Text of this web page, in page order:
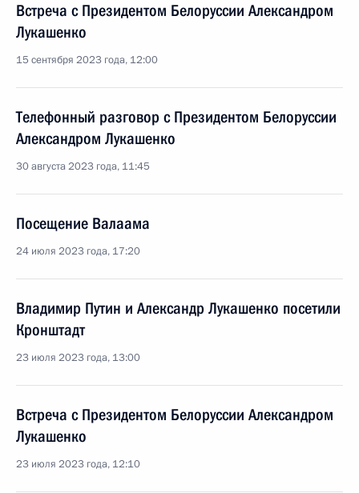
Встреча с Президентом Белоруссии Александром
Лукашенко
15 сентября 2023 года, 12:00
Телефонный разговор с Президентом Белоруссии
Александром Лукашенко
30 августа 2023 года, 11:45
Посещение Валаама
24 июля 2023 года, 17:20
Владимир Путин и Александр Лукашенко посетили
Кронштадт
23 июля 2023 года, 13:00
Встреча с Президентом Белоруссии Александром
Лукашенко
23 июля 2023 года, 12:10